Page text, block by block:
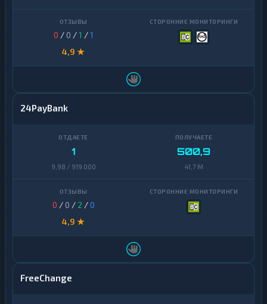
0 / 0 /1 /1
4,9 ★
24PayBank
1
9,98 / 919 000
500,9
41,7 M
0 / 0 / 2 /0
4,9 ★
FreeChange